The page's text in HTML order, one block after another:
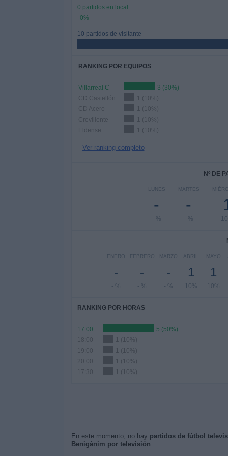
0 partidos en local
0%
10 partidos de visitante
RANKING POR EQUIPOS
Villarreal C
3 (30%)
CD Castellón
1 (10%)
CD Acero
1 (10%)
Crevillente
1 (10%)
Eldense
1 (10%)
Ver ranking completo
Nº DE
LUNES
-
- %
MARTES
-
- %
ENERO
-
- %
FEBRERO
-
- %
MARZO
-
- %
ABRIL
1
10%
MAYO
1
10%
RANKING POR HORAS
17:00
5 (50%)
18:00
1 (10%)
19:00
1 (10%)
20:00
1 (10%)
17:30
1 (10%)
En este momento, no hay partidos de fútbol
Benigànim por televisión.